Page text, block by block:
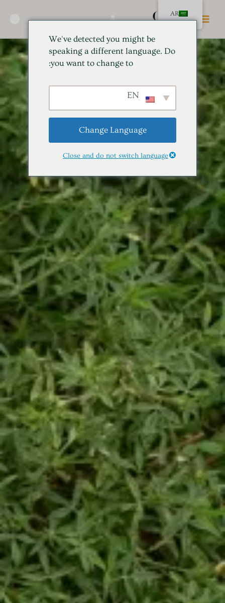
المحتوى
القائمة
الرئيسية
AR
We've detected you might be
speaking a different language. Do
you want to change to:
Change Language
Close and do not switch language